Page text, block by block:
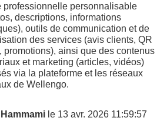
professionnelle personnalisable
descriptions, informations
outils de communication et de
des services (avis clients, QR
promotions), ainsi que des contenus
et marketing (articles, vidéos)
via la plateforme et les réseaux
de Wellengo.
le 13 avr. 2026 11:59:57